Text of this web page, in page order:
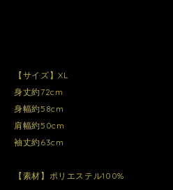
【サイズ】XL
身丈約72cm
身幅約58cm
肩幅約50cm
袖丈約63cm
【素材】ポリエステル100%